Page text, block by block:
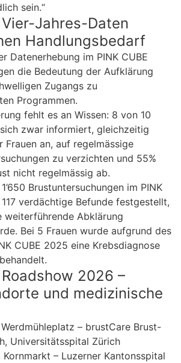
sein.“
Vier-Jahres-Daten
Handlungsbedarf
Datenerhebung im PINK CUBE
die Bedeutung der Aufklärung
Zugangs zu
Programmen.
fehlt es an Wissen: 8 von 10
zwar informiert, gleichzeitig
Frauen an, auf regelmässige
zu verzichten und 55%
nicht regelmässig ab.
Brustuntersuchungen im PINK
verdächtige Befunde festgestellt,
weiterführende Abklärung
Bei 5 Frauen wurde aufgrund des
CUBE 2025 eine Krebsdiagnose
Roadshow 2026 –
und medizinische
– brustCare Brust-
Universitätsspital Zürich
Kornmarkt – Luzerner Kantonsspital